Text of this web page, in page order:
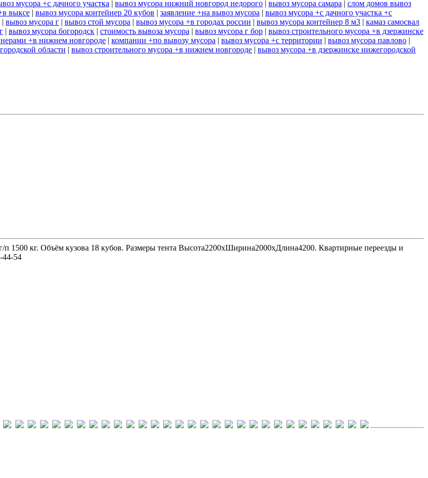
мусора +с дачного участка | вывоз мусора нижний новгород недорого | вывоз мусора самара | слом домов вывоз
выксе | вывоз мусора контейнер 20 кубов | заявление +на вывоз мусора | вывоз мусора +с дачного участка +с
| вывоз мусора г | вывоз стой мусора | вывоз мусора +в городах россии | вывоз мусора контейнер 8 м3 | камаз самосвал
| вывоз мусора богородск | стоимость вывоза мусора | вывоз мусора г бор | вывоз строительного мусора +в дзержинске
+в нижнем новгороде | компании +по вывозу мусора | вывоз мусора +с территории | вывоз мусора павлово |
области | вывоз строительного мусора +в нижнем новгороде | вывоз мусора +в дзержинске нижегородской
1500 кг. Объём кузова 18 кубов. Размеры тента Высота2200хШирина2000хДлина4200. Квартирные переезды и
44-54